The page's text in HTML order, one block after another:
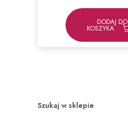
DODAJ DO
KOSZYKA
Szukaj w sklepie